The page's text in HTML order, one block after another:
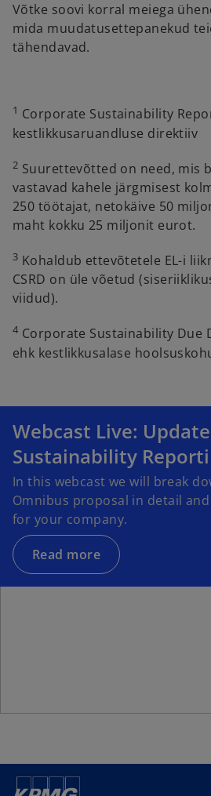
Võtke soovi korral meiega
mida muudatusettepanekud
tähendavad.
1 Corporate Sustainability
kestlikkusaruandluse direktiiv
2 Suurettevõtted on need, mis
vastavad kahele järgmisest
250 töötajat, netokäive 50
maht kokku 25 miljonit eurot.
3 Kohaldub ettevõtetele EL-i
CSRD on üle võetud
viidud).
4 Corporate Sustainability Due
ehk kestlikkusalase
Webcast Live:
Sustainability
In this webcast we will break
Omnibus proposal in detail
for your company.
Read more